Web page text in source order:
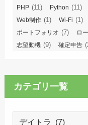
PHP (11) Python (11)
Web制作 (1) Wi-Fi (1)
ポートフォリオ (7) ロ
志望動機 (9) 確定申告
カテゴリ一覧